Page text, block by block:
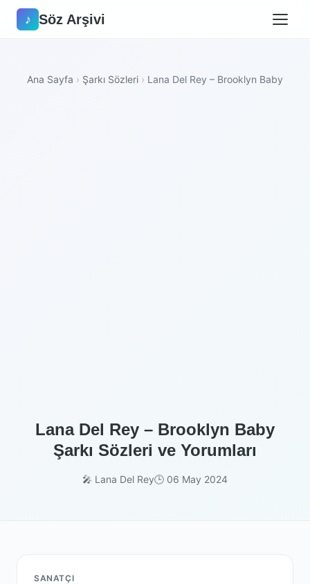
♪ Söz Arşivi
Ana Sayfa › Şarkı Sözleri › Lana Del Rey – Brooklyn Baby
Lana Del Rey – Brooklyn Baby
Şarkı Sözleri ve Yorumları
🎤 Lana Del Rey🕒 06 May 2024
SANATÇI